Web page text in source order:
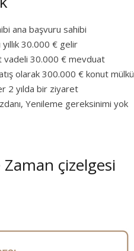
ana başvuru sahibi
yıllık 30.000 € gelir
vadeli 30.000 € mevduat
olarak 300.000 € konut mülkü
2 yılda bir ziyaret
Yenileme gereksinimi yok
Zaman çizelgesi